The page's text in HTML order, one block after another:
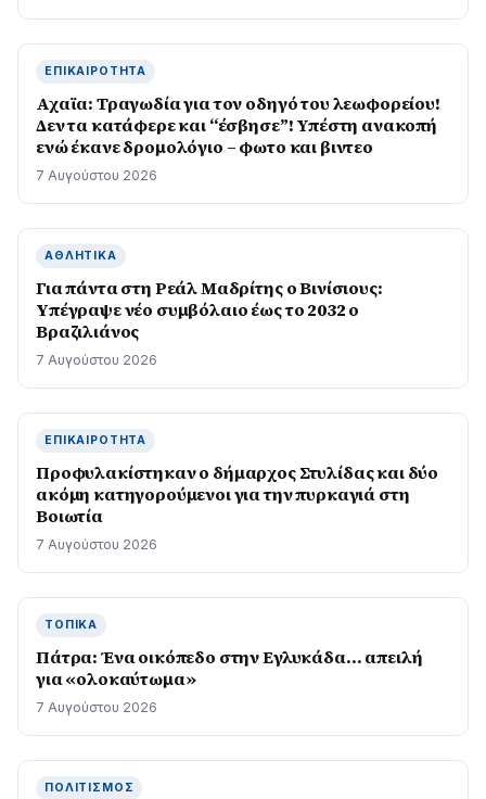
ΕΠΙΚΑΙΡΌΤΗΤΑ
Αχαϊα: Τραγωδία για τον οδηγό του λεωφορείου!
Δεν τα κατάφερε και “έσβησε”! Υπέστη ανακοπή
ενώ έκανε δρομολόγιο – φωτο και βιντεο
7 Αυγούστου 2026
ΑΘΛΗΤΙΚΆ
Για πάντα στη Ρεάλ Μαδρίτης ο Βινίσιους:
Yπέγραψε νέο συμβόλαιο έως το 2032 ο
Βραζιλιάνος
7 Αυγούστου 2026
ΕΠΙΚΑΙΡΌΤΗΤΑ
Προφυλακίστηκαν ο δήμαρχος Στυλίδας και δύο
ακόμη κατηγορούμενοι για την πυρκαγιά στη
Βοιωτία
7 Αυγούστου 2026
ΤΟΠΙΚΆ
Πάτρα: Ένα οικόπεδο στην Εγλυκάδα… απειλή
για «ολοκαύτωμα»
7 Αυγούστου 2026
ΠΟΛΙΤΙΣΜΌΣ